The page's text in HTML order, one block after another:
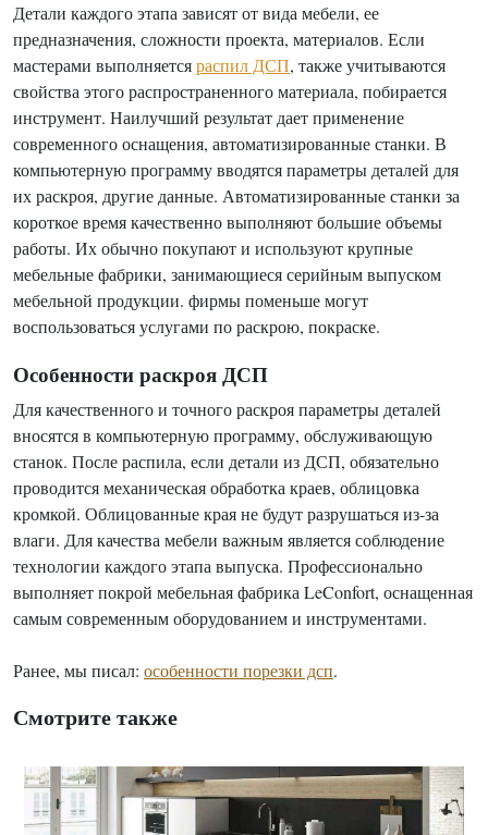
Детали каждого этапа зависят от вида мебели, ее
предназначения, сложности проекта, материалов. Если
мастерами выполняетсяраспил ДСП, также учитываются
свойства этого распространенного материала, побирается
инструмент. Наилучший результат дает применение
современного оснащения, автоматизированные станки. В
компьютерную программу вводятся параметры деталей для
их раскроя, другие данные. Автоматизированные станки за
короткое время качественно выполняют большие объемы
работы. Их обычно покупают и используют крупные
мебельные фабрики, занимающиеся серийным выпуском
мебельной продукции. фирмы поменьше могут
воспользоваться услугами по раскрою, покраске.
Особенности раскроя ДСП
Для качественного и точного раскроя параметры деталей
вносятся в компьютерную программу, обслуживающую
станок. После распила, если детали из ДСП, обязательно
проводится механическая обработка краев, облицовка
кромкой. Облицованные края не будут разрушаться из-за
влаги. Для качества мебели важным является соблюдение
технологии каждого этапа выпуска. Профессионально
выполняет покрой мебельная фабрика LeConfort, оснащенная
самым современным оборудованием и инструментами.
Ранее, мы писал: особенности порезки дсп.
Смотрите также